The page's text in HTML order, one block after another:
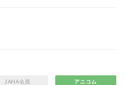
JAHA会員 アニコム